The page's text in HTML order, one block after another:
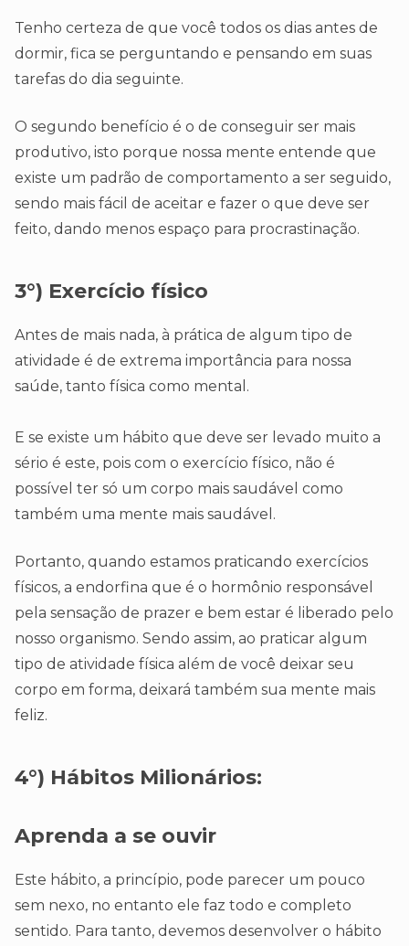
Tenho certeza de que você todos os dias antes de
dormir, fica se perguntando e pensando em suas
tarefas do dia seguinte.
O segundo benefício é o de conseguir ser mais
produtivo, isto porque nossa mente entende que
existe um padrão de comportamento a ser seguido,
sendo mais fácil de aceitar e fazer o que deve ser
feito, dando menos espaço para procrastinação.
3°) Exercício físico
Antes de mais nada, à prática de algum tipo de
atividade é de extrema importância para nossa
saúde, tanto física como mental.
E se existe um hábito que deve ser levado muito a
sério é este, pois com o exercício físico, não é
possível ter só um corpo mais saudável como
também uma mente mais saudável.
Portanto, quando estamos praticando exercícios
físicos, a endorfina que é o hormônio responsável
pela sensação de prazer e bem estar é liberado pelo
nosso organismo. Sendo assim, ao praticar algum
tipo de atividade física além de você deixar seu
corpo em forma, deixará também sua mente mais
feliz.
4°) Hábitos Milionários:
Aprenda a se ouvir
Este hábito, a princípio, pode parecer um pouco
sem nexo, no entanto ele faz todo e completo
sentido. Para tanto, devemos desenvolver o hábito